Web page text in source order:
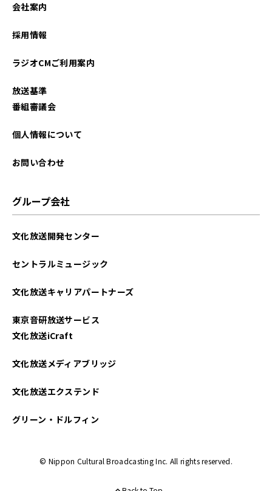
会社案内
採用情報
ラジオCMご利用案内
放送基準
番組審議会
個人情報について
お問い合わせ
グループ会社
文化放送開発センター
セントラルミュージック
文化放送キャリアパートナーズ
東京音研放送サービス
文化放送iCraft
文化放送メディアブリッジ
文化放送エクステンド
グリーン・ドルフィン
© Nippon Cultural Broadcasting Inc. All rights reserved.